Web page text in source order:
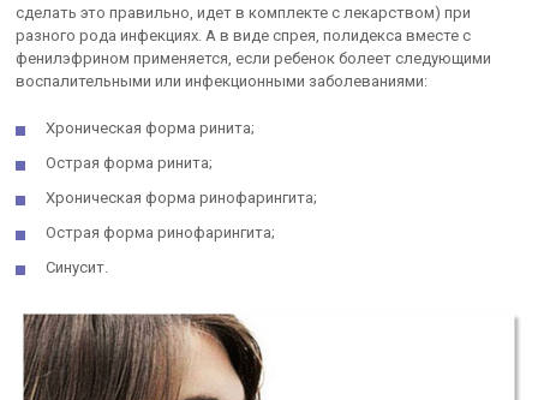
сделать это правильно, идет в комплекте с лекарством) при
разного рода инфекциях. А в виде спрея, полидекса вместе с
фенилэфрином применяется, если ребенок болеет следующими
воспалительными или инфекционными заболеваниями:
Хроническая форма ринита;
Острая форма ринита;
Хроническая форма ринофарингита;
Острая форма ринофарингита;
Синусит.